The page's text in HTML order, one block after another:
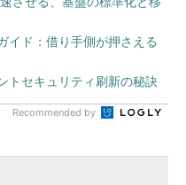
イド：借り手側が押さえる
トセキュリティ刷新の秘訣
Recommended by